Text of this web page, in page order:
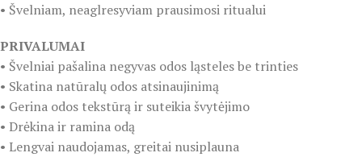
• Švelniam, neaglresyviam prausimosi ritualui
PRIVALUMAI
• Švelniai pašalina negyvas odos ląsteles be trinties
• Skatina natūralų odos atsinaujinimą
• Gerina odos tekstūrą ir suteikia švytėjimo
• Drėkina ir ramina odą
• Lengvai naudojamas, greitai nusiplauna